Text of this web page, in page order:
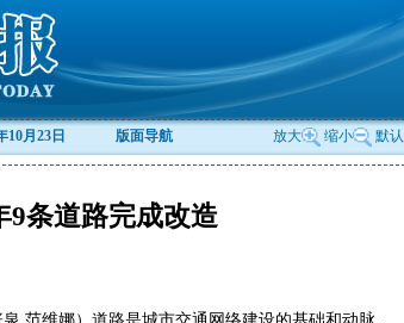
10月23日 版面导航 放大 缩小 默认
9条道路完成改造